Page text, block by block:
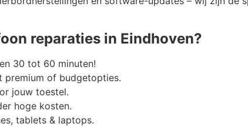
reparaties in Eindhoven?
30 tot 60 minuten!
premium of budgetopties.
jouw toestel.
hoge kosten.
tablets & laptops.